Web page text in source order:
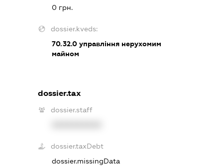
0 грн.
dossier.kveds:
70.32.0управління нерухомим
майном
dossier.tax
dossier.staff
dossier.taxDebt
dossier.missingData